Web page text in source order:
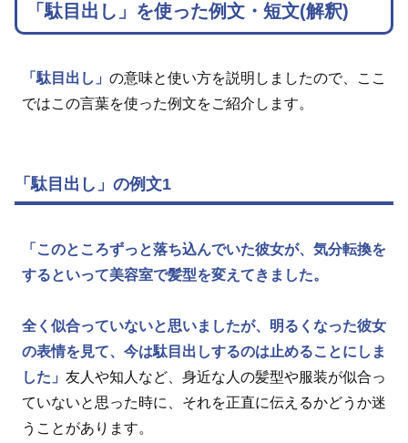
「駄目出し」を使った例文・短文(解釈)
「駄目出し」 の意味と使い方を説明しましたので、ここ
ではこの言葉を使った例文をご紹介します。
「駄目出し」の例文1
「このところずっと落ち込んでいた彼女が、気分転換を
するといって美容室で髪型を変えてきました。
全く似合っていないと思いましたが、明るくなった彼女
の表情を見て、今は駄目出しするのは止めることにしま
した」 友人や知人など、身近な人の髪型や服装が似合っ
ていないと思った時に、それを正直に伝えるかどうか迷
うことがあります。